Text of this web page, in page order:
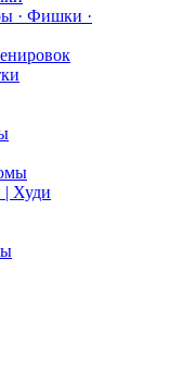
· Фишки ·
| Худи